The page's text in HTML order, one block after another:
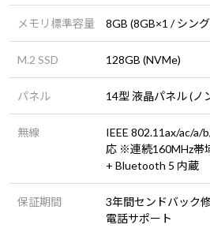
メモリ標準容量 8GB (8GB×1 / シン
M.2 SSD 128GB (NVMe)
パネル 14型 液晶パネル (ノ
無線
IEEE 802.11ax/ac/a/
応 ※連続160MHz帯
+ Bluetooth 5 内蔵
保証期間
3年間センドバック
電話サポート